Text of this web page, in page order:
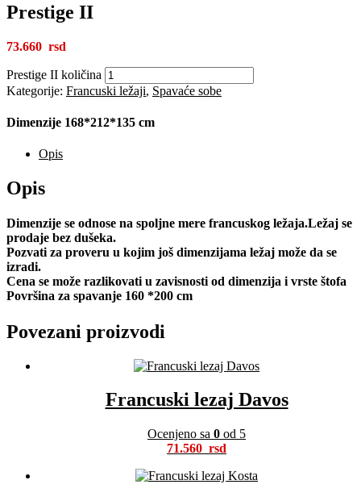
Prestige II
73.660
Prestige II količina
Kategorije: Francuski ležaji, Spavaće sobe
Dimenzije 168*212*135 cm
Opis
Opis
Dimenzije se odnose na spoljne mere francuskog ležaja.Ležaj se
prodaje bez dušeka.
Pozvati za proveru u kojim još dimenzijama ležaj može da se
izradi.
Cena se može razlikovati u zavisnosti od dimenzija i vrste štofa
Površina za spavanje 160 *200 cm
Povezani proizvodi
Francuski lezaj Davos
Ocenjeno sa 0 od 5
71.560